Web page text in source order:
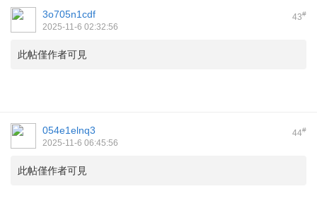
43#
3o705n1cdf
2025-11-6 02:32:56
此帖僅作者可見
44#
054e1elnq3
2025-11-6 06:45:56
此帖僅作者可見